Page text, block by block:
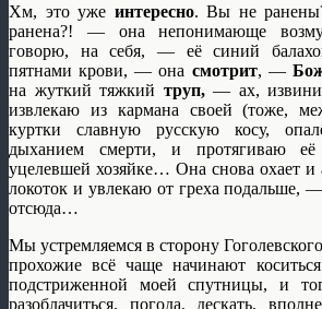
Хм, это уже интересно. Вы не
ранена?! — она непонимающе
говорю, на себя, — её синий
пятнами крови, — она смотрит, —
на жуткий тяжкий труп,— ах,
извлекаю из кармана своей (тоже,
куртки славную русскую косу,
дыханием смерти, и протягиваю
уцелевшей хозяйке… Она снова охает и
локоток и увлекаю от греха подальше,
отсюда…
Мы устремляемся в сторону
прохожие всё чаще начинают
подстриженной моей спутницы, и
разоблачиться, погода, дескать,